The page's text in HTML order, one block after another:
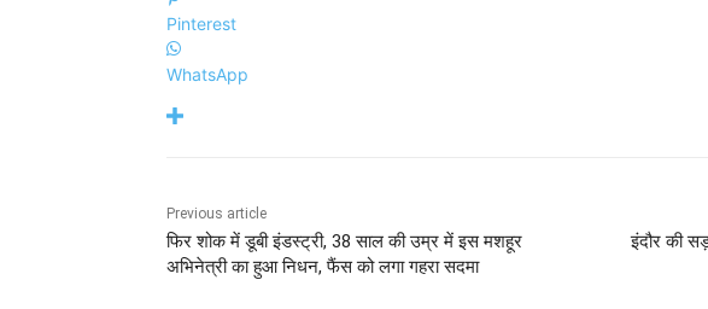
Pinterest
WhatsApp
Previous article
फिर शोक में डूबी इंडस्ट्री, 38 साल की उम्र में इस मशहूर
अभिनेत्री का हुआ निधन, फैंस को लगा गहरा सदमा
इंदौर की